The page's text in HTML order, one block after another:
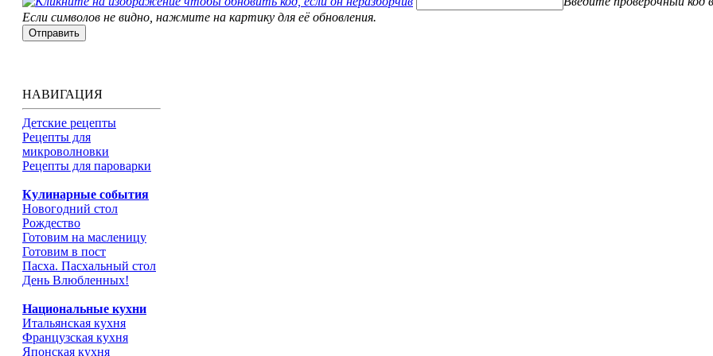
Если символов не видно, нажмите на картику для её обновления.
НАВИГАЦИЯ
Детские рецепты
Рецепты для
микроволновки
Рецепты для пароварки
Кулинарные события
Новогодний стол
Рождество
Готовим на масленицу
Готовим в пост
Пасха. Пасхальный стол
День Влюбленных!
Национальные кухни
Итальянская кухня
Французская кухня
Японская кухня